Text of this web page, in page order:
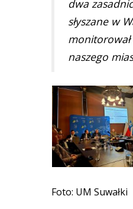
dwa
słyszane w
naszego
Foto: UM Suwałki